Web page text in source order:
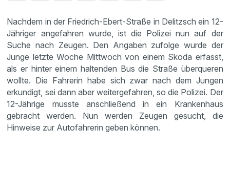
Nachdem in der Friedrich-Ebert-Straße in Delitzsch ein 12-
Jähriger angefahren wurde, ist die Polizei nun auf der
Suche nach Zeugen. Den Angaben zufolge wurde der
Junge letzte Woche Mittwoch von einem Skoda erfasst,
als er hinter einem haltenden Bus die Straße überqueren
wollte. Die Fahrerin habe sich zwar nach dem Jungen
erkundigt, sei dann aber weitergefahren, so die Polizei. Der
12-Jährige musste anschließend in ein Krankenhaus
gebracht werden. Nun werden Zeugen gesucht, die
Hinweise zur Autofahrerin geben können.